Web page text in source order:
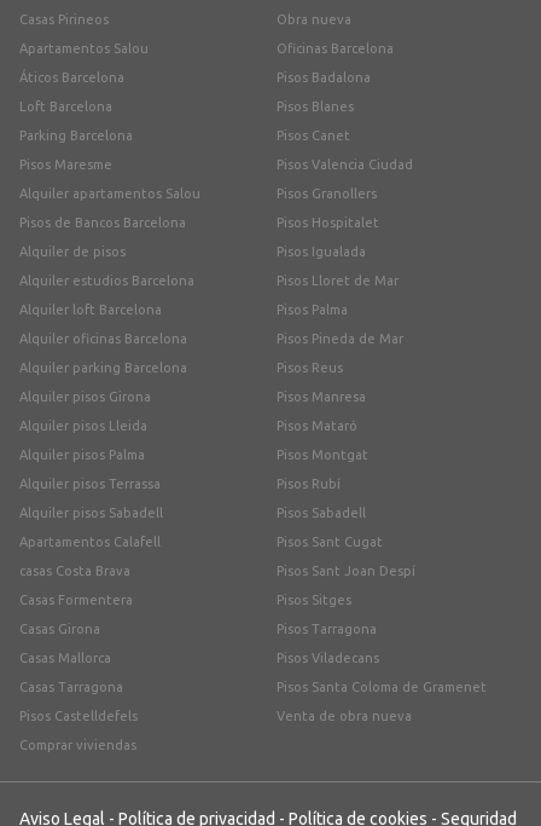
Casas Pirineos
Apartamentos Salou
Áticos Barcelona
Loft Barcelona
Parking Barcelona
Pisos Maresme
Alquiler apartamentos Salou
Pisos de Bancos Barcelona
Alquiler de pisos
Alquiler estudios Barcelona
Alquiler loft Barcelona
Alquiler oficinas Barcelona
Alquiler parking Barcelona
Alquiler pisos Girona
Alquiler pisos Lleida
Alquiler pisos Palma
Alquiler pisos Terrassa
Alquiler pisos Sabadell
Apartamentos Calafell
casas Costa Brava
Casas Formentera
Casas Girona
Casas Mallorca
Casas Tarragona
Pisos Castelldefels
Comprar viviendas
Obra nueva
Oficinas Barcelona
Pisos Badalona
Pisos Blanes
Pisos Canet
Pisos Valencia Ciudad
Pisos Granollers
Pisos Hospitalet
Pisos Igualada
Pisos Lloret de Mar
Pisos Palma
Pisos Pineda de Mar
Pisos Reus
Pisos Manresa
Pisos Mataró
Pisos Montgat
Pisos Rubí
Pisos Sabadell
Pisos Sant Cugat
Pisos Sant Joan Despí
Pisos Sitges
Pisos Tarragona
Pisos Viladecans
Pisos Santa Coloma de Gramenet
Venta de obra nueva
Aviso Legal - Política de privacidad - Política de cookies - Seguridad